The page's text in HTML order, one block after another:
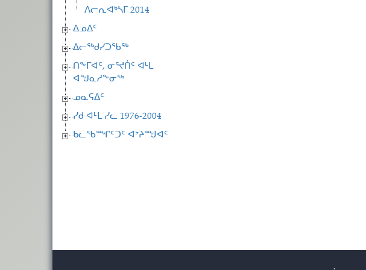
ᐱᓕᕆᐊᒃᓴᒥ 2014
ᐃᓄᐃᑦ
ᐃᓕᖅᑯᓯᑐᖃᖅ
ᑎᖕᒥᐊᑦ, ᓂᕐᔪᑏᑦ ᐊᒻᒪ
ᐊᖑᓇᓱᖕᓂᖅ
ᓄᓇᕋᐃᑦ
ᓯᑯ ᐊᒻᒪ ᓯᓚ 1976-2004
ᑲᓚᖃᙱᑦᑐᑦ ᐊᔾᔨᙳᐊᑦ